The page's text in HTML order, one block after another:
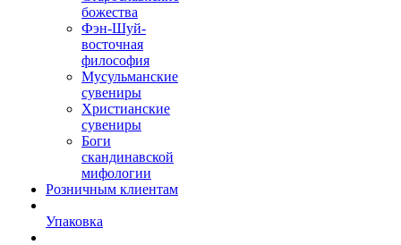
божества
Фэн-Шуй-
восточная
философия
Мусульманские
сувениры
Христианские
сувениры
Боги
скандинавской
мифологии
Розничным клиентам
Упаковка